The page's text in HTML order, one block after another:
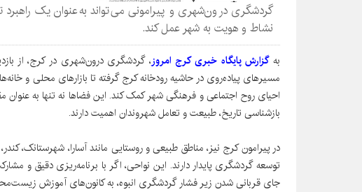
گردشگری درون‌شهری و پیرامونی می‌تواند به‌عنوان یک راهبرد
نشاط و هویت به شهر عمل کند.
بهگزارش پایگاه خبری کرج امروز، گردشگری درون‌شهری در کرج، از
مسیرهای پیاده‌روی در حاشیه رودخانه کرج گرفته تا بازارهای محلی و
احیای روح اجتماعی و فرهنگی شهر کمک کند. این فضاها نه تنها به عنوان
بازشناسی تاریخ، طبیعت و تعامل شهروندان اهمیت دارند.
در پیرامون کرج نیز، مناطق طبیعی و روستایی مانند آسارا، شهرستانک،
توسعه گردشگری پایدار دارند. این نواحی، اگر با برنامه‌ریزی دقیق و
جای قربانی شدن زیر فشار گردشگری انبوه، به کانون‌های آموزش